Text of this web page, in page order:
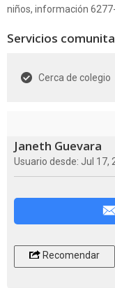
niños, información
Servicios
Cerca de colegio
Janeth Guevara
Usuario desde: Jul 17,
Recomendar